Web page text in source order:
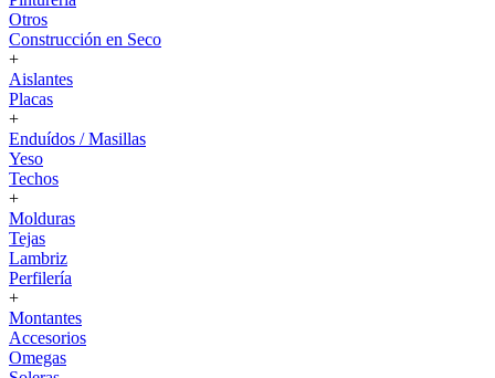
Otros
Construcción en Seco
+
Aislantes
Placas
+
Enduídos / Masillas
Yeso
Techos
+
Molduras
Tejas
Lambriz
Perfilería
+
Montantes
Accesorios
Omegas